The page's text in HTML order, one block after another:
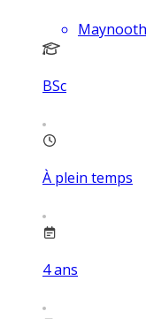
BSc
À plein temps
4ans